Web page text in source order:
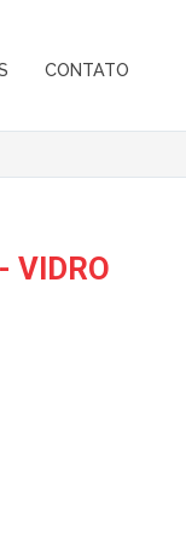
CONTATO
VIDRO